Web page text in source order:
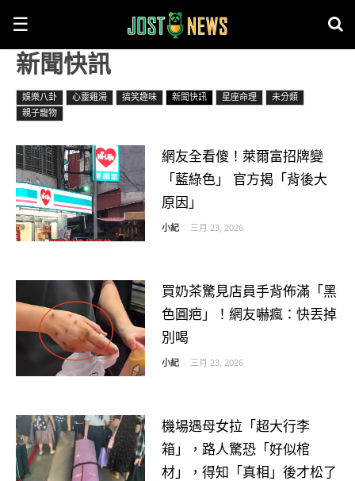
☰
新聞快訊
娛樂八卦 心靈雞湯 搞笑趣味 新聞快訊 星座命理
未分類
親子寵物
網友全看傻！萊爾富招牌變
「藍綠色」 官方揭「背後大
原因」
小紀 - 三月 23, 2026
買奶茶驚見店員手背佈滿「黑
色圓疤」！網友嚇瘋：快丟掉
別喝
小紀 - 三月 23, 2026
機場遇母女拉「超大行李
箱」，路人驚恐「好似棺
材」，得知「真相」後才松了